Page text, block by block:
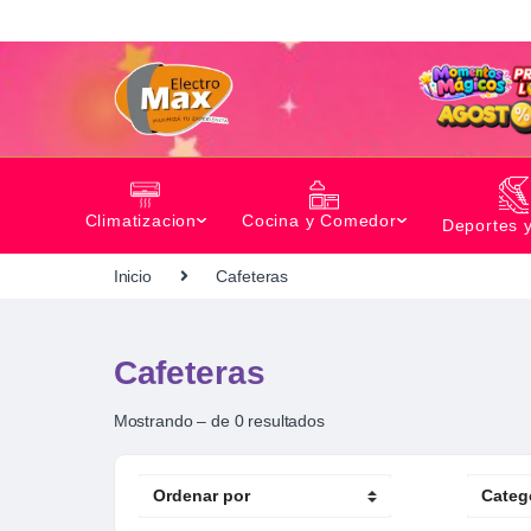
Climatizacion Cocina y Comedor Deportes
Inicio Cafeteras
Cafeteras
Mostrando – de 0 resultados